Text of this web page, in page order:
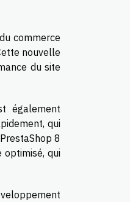
commerce
nouvelle
du site
également
qui
8
qui